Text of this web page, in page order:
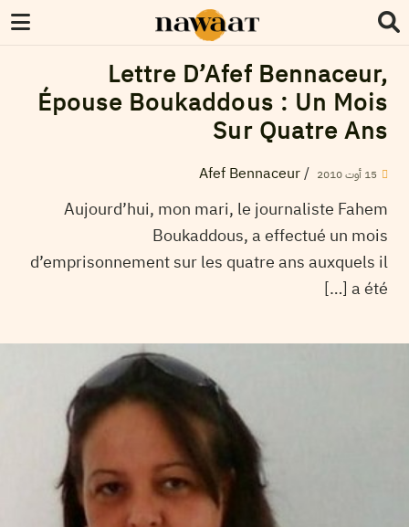
Lettre D’Afef Bennaceur,
Épouse Boukaddous : Un Mois
Sur Quatre Ans
15 أوت2010
/
Afef Bennaceur
Aujourd’hui, mon mari, le journaliste Fahem
Boukaddous, a effectué un mois
d’emprisonnement sur les quatre ans auxquels il
a été […]